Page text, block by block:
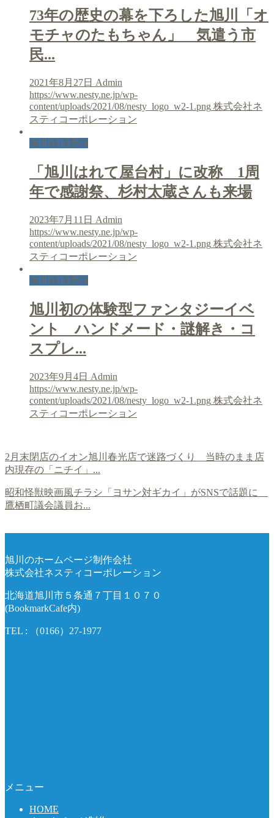
73年の歴史の幕を下ろした旭川「オ
モチャのたもちゃん」 気遣う市
民...
2021年8月27日 Admin
https://www.nesty.ne.jp/wp-
content/uploads/2021/08/nesty_logo_w2-1.png 株式会社ネ
スティコーポレーション
旭川経済新聞
「旭川はれて屋台村」に改称 1周
年で感謝祭、杉村太蔵さんも来場
2023年7月11日 Admin
https://www.nesty.ne.jp/wp-
content/uploads/2021/08/nesty_logo_w2-1.png 株式会社ネ
スティコーポレーション
旭川経済新聞
旭川初の体験型ファンタジーイベ
ント ハンドメード・謎解き・コ
スプレ...
2023年9月4日 Admin
https://www.nesty.ne.jp/wp-
content/uploads/2021/08/nesty_logo_w2-1.png 株式会社ネ
スティコーポレーション
2月末閉店のイオン旭川春光店で迷路づくり 当時のまま店
内現存の「ニチイ」...
昭和怪獣映画風チラシ「ヨサン対ギカイ」がSNSで話題に
鷹栖町議会議員お...
旭川のホームページ制作会社
株式会社ネスティコーポレーション
北海道旭川市５条通７丁目１０７０
(BookmarkCafe内)
TEL : （0166）27-1977
メニュー
HOME